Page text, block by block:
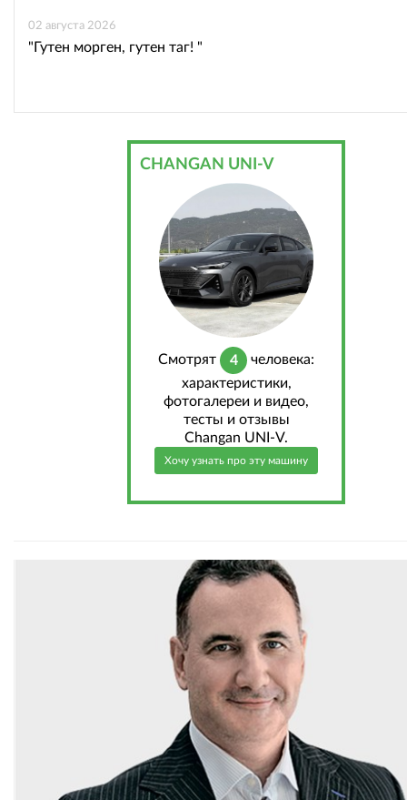
02 августа 2026
"Гутен морген, гутен таг! "
CHANGAN UNI-V
Cмотрят 4
человека:
характеристики,
фотогалереи и видео,
тесты и отзывы
Changan UNI-V.
Хочу узнать про эту машину